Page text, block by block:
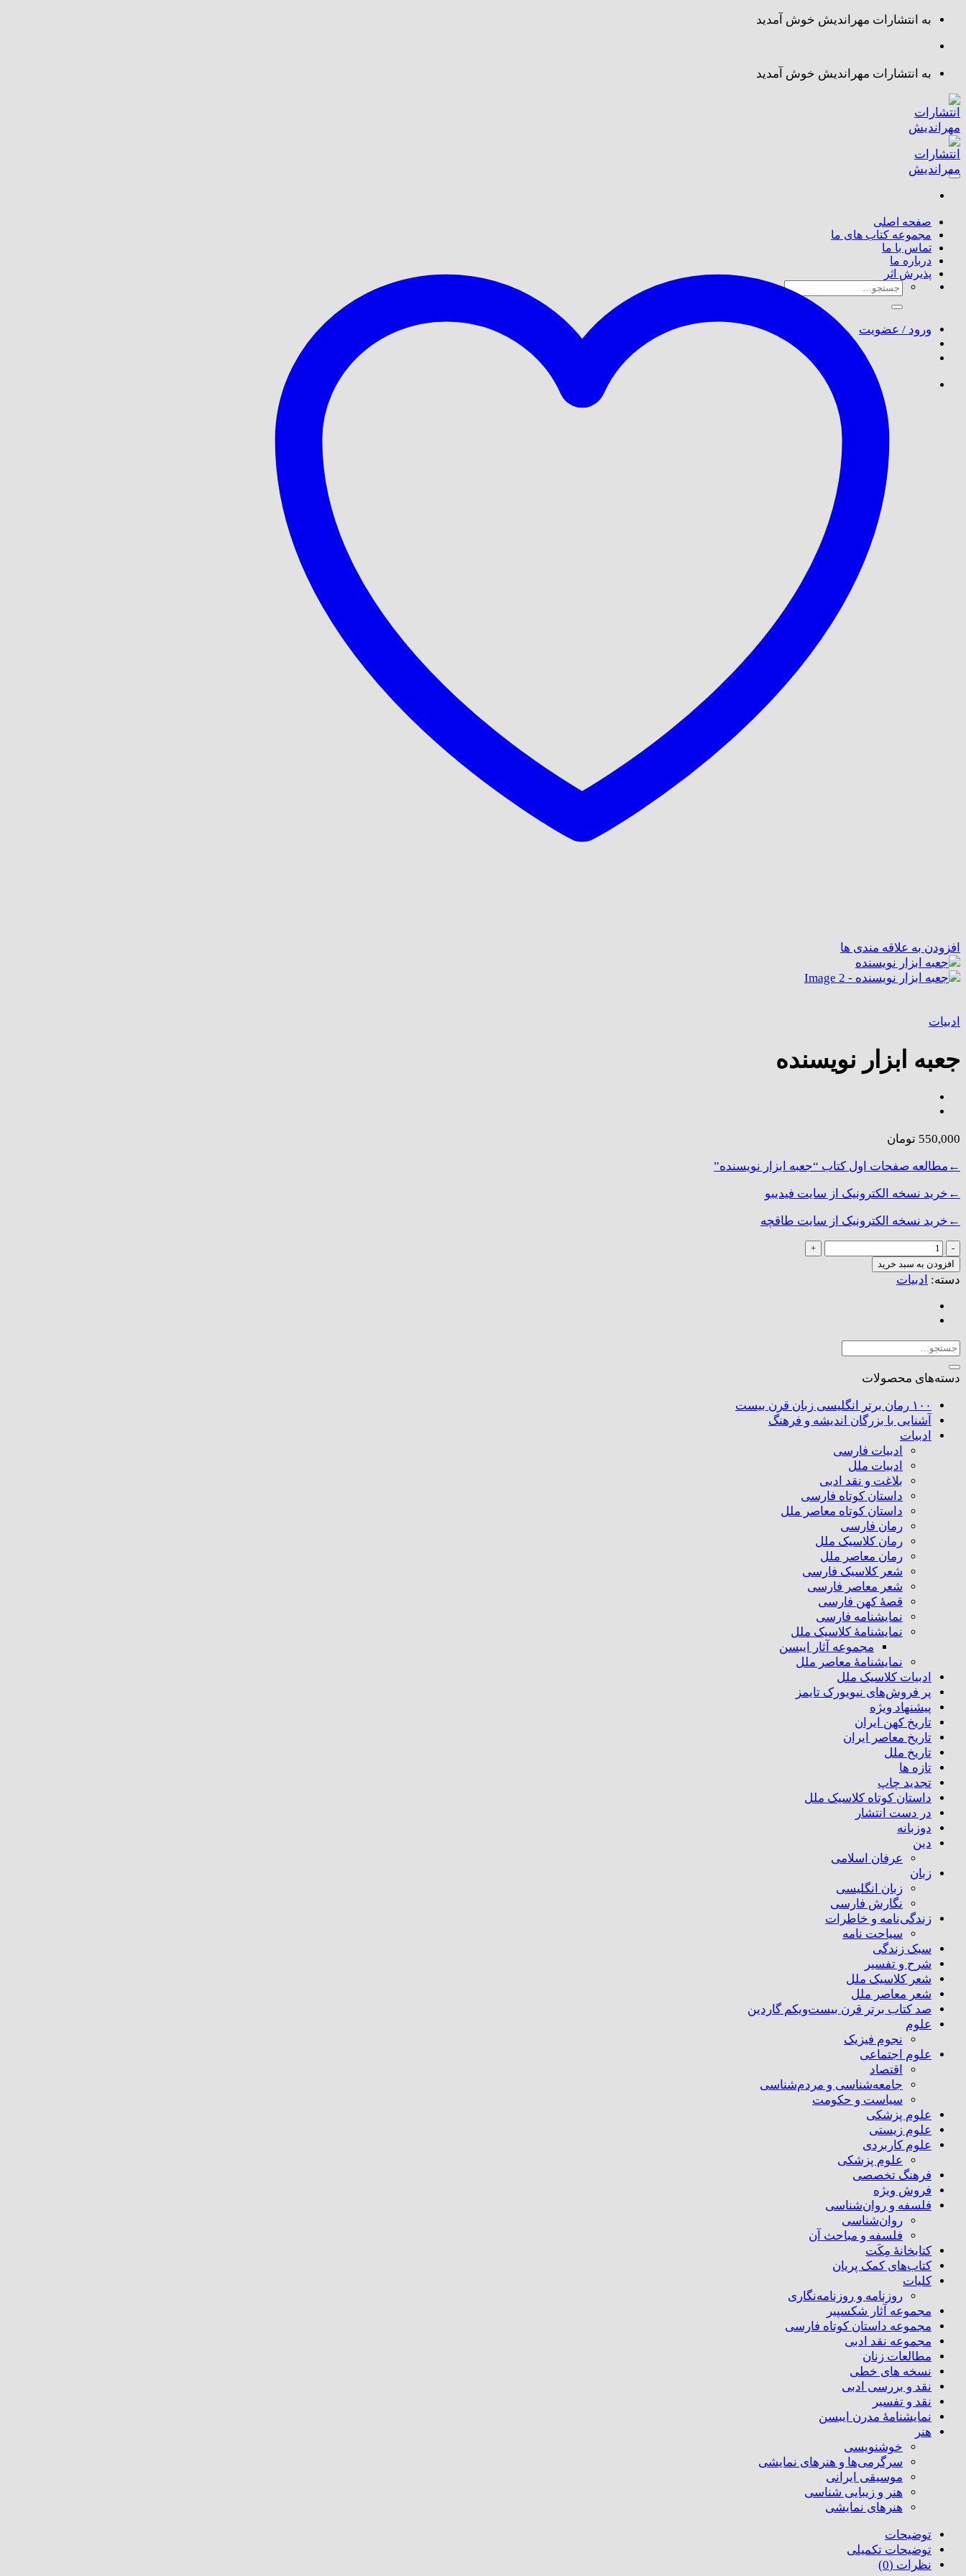
Skip
content
به انتشارات مهراندیش خوش آمدید
به انتشارات مهراندیش خوش آمدید
صفحه اصلی
مجموعه کتاب های ما
تماس با ما
درباره ما
پذیرش اثر
جستجو
برای:
ورود / عضویت
افزودن به علاقه مندی ها
ادبیات
جعبه ابزار نویسنده
550,000 تومان
←مطالعه صفحات اول کتاب “جعبه ابزار نویسنده”
←خرید نسخه الکترونیک از سایت فیدیبو
←خرید نسخه الکترونیک از سایت طاقچه
جعبه
ابزار
نویسنده
افزودن به سبد خرید
دسته: ادبیات
جستجو
برای:
دسته‌های محصولات
۱۰۰ رمان برتر انگلیسی زبان قرن بیست
آشنایی با بزرگان اندیشه و فرهنگ
ادبیات
ادبیات فارسی
ادبیات ملل
بلاغت و نقد ادبی
داستان کوتاه فارسی
داستان کوتاه معاصر ملل
رمان فارسی
رمان کلاسیک ملل
رمان معاصر ملل
شعر کلاسیک فارسی
شعر معاصر فارسی
قصهٔ کهن فارسی
نمایشنامه فارسی
نمایشنامهٔ کلاسیک ملل
مجموعه آثار ایبسن
نمایشنامهٔ معاصر ملل
ادبیات کلاسیک ملل
پر فروش‌های نیویورک تایمز
پیشنهاد ویژه
تاریخ کهن ایران
تاریخ معاصر ایران
تاریخ ملل
تازه ها
تجدید چاپ
داستان کوتاه کلاسیک ملل
در دست انتشار
دوزبانه
دین
عرفان اسلامی
زبان
زبان انگلیسی
نگارش فارسی
زندگی‌نامه و خاطرات
سیاحت نامه
سبک زندگی
شرح و تفسیر
شعر کلاسیک ملل
شعر معاصر ملل
صد کتاب برتر قرن بیست‌و‌یکم گاردین
علوم
نجوم فیزیک
علوم اجتماعی
اقتصاد
جامعه‌شناسی و مردم‌شناسی
سیاست و حکومت
علوم پزشکی
علوم زیستی
علوم کاربردی
علوم پزشکی
فرهنگ تخصصی
فروش ویژه
فلسفه و روان‌شناسی
روان‌شناسی
فلسفه و مباحث آن
کتابخانۀ مِکَت
کتاب‌های کمک پریان
کلیات
روزنامه و روزنامه‌نگاری
مجموعه آثار شکسپیر
مجموعه داستان کوتاه فارسی
مجموعه نقد ادبی
مطالعات زنان
نسخه های خطی
نقد و بررسی ادبی
نقد و تفسیر
نمایشنامۀ مدرن ایبسن
هنر
خوشنویسی
سرگرمی‌ها و هنرهای نمایشی
موسیقی ایرانی
هنر و زیبایی شناسی
هنر‌های نمایشی
توضیحات
توضیحات تکمیلی
نظرات (0)